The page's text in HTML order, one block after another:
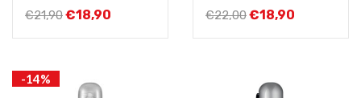
€21,90€18,90
€22,00€18,90
-14%